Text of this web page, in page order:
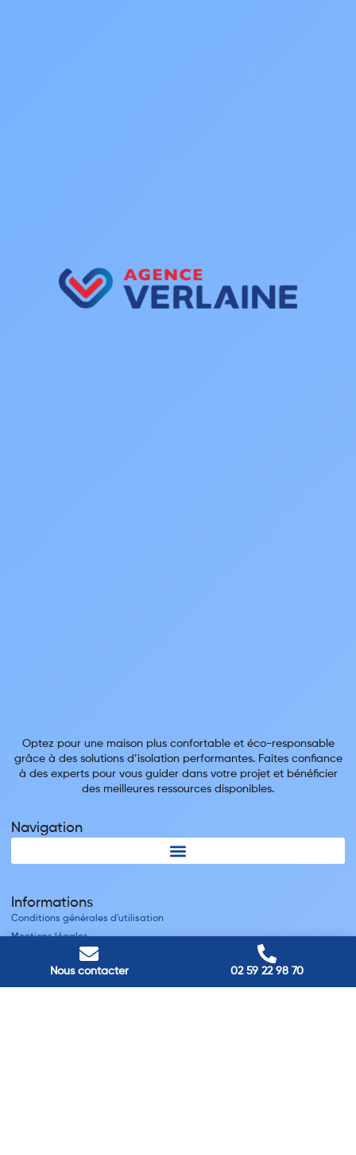
Nous contacter 02 59 22 98 70
Optez pour une maison plus confortable et éco-responsable
grâce à des solutions d’isolation performantes. Faites confiance
à des experts pour vous guider dans votre projet et bénéficier
des meilleures ressources disponibles.
Navigation
Informations
Conditions générales d'utilisation
Mentions légales